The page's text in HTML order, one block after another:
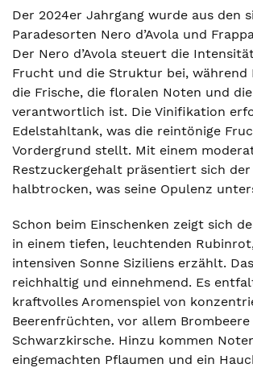
Der 2024er Jahrgang wurde aus den
Paradesorten Nero d’Avola und
Der Nero d’Avola steuert die
Frucht und die Struktur bei, während
die Frische, die floralen Noten und
verantwortlich ist. Die Vinifikation
Edelstahltank, was die reintönige
Vordergrund stellt. Mit einem
Restzuckergehalt präsentiert sich der
halbtrocken, was seine Opulenz
Schon beim Einschenken zeigt sich
in einem tiefen, leuchtenden
intensiven Sonne Siziliens erzählt.
reichhaltig und einnehmend. Es
kraftvolles Aromenspiel von
Beerenfrüchten, vor allem Brombeere
Schwarzkirsche. Hinzu kommen
eingemachten Pflaumen und ein